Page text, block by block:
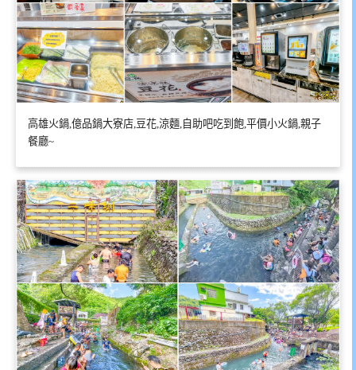
高雄火鍋,億品鍋大寮店,豆花,涼麵,自助吧吃到飽,平價小火鍋,親子
餐廳~